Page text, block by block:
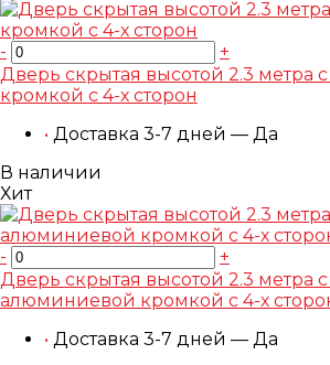
-
+
Дверь скрытая высотой 2.3 метра
кромкой с 4-х сторон
• Доставка 3-7 дней — Да
В наличии
Хит
-
+
Дверь скрытая высотой 2.3 метра
алюминиевой кромкой с 4-х
• Доставка 3-7 дней — Да